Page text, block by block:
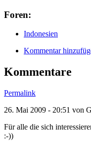
Foren:
Indonesien
Kommentar
Kommentare
Permalink
26. Mai 2009 - 20:51 von
Für alle die sich
:-))